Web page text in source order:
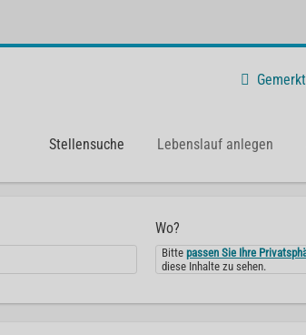
Stellensuche Lebenslauf anlegen
Wo?
Bittepassen Sie Ihre
diese Inhalte zu sehen.